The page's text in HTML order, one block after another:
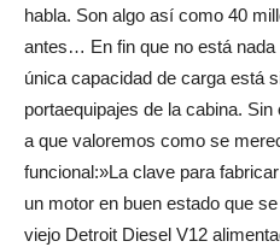
habla. Son algo así como 40
antes… En fin que no está
única capacidad de carga está
portaequipajes de la cabina.
a que valoremos como se
funcional:»La clave para
un motor en buen estado que
viejo Detroit Diesel V12